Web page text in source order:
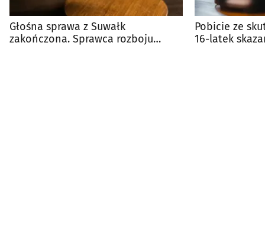
Głośna sprawa z Suwałk
zakończona. Sprawca rozboju
Pobicie ze
16-latek